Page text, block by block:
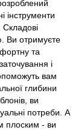
інструменти
Ви отримуєте
та
і
вам
глибини
ви
потреби. А
плоским - ви